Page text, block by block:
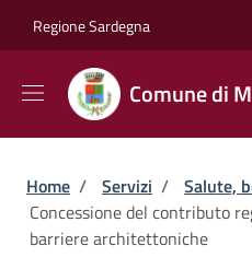
Regione Sardegna
Comune di
Briciole di
Home / Servizi / Salute,
Concessione del contributo
barriere architettoniche